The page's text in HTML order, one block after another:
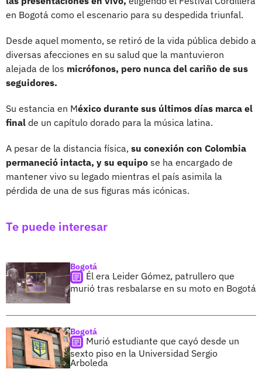
en Bogotá como el escenario para su despedida triunfal.
Desde aquel momento, se retiró de la vida pública debido a
diversas afecciones en su salud que la mantuvieron
alejada de los micrófonos, pero nunca del cariño de sus
seguidores.
Su estancia en México durante sus últimos días marca el
final de un capítulo dorado para la música latina.
A pesar de la distancia física, su conexión con Colombia
permaneció intacta, y su equipo se ha encargado de
mantener vivo su legado mientras el país asimila la
pérdida de una de sus figuras más icónicas.
Te puede interesar
Bogotá
Él era Leider Gómez, patrullero que
murió tras resbalarse en su moto en Bogotá
Bogotá
Murió estudiante que cayó desde un
sexto piso en la Universidad Sergio
Arboleda